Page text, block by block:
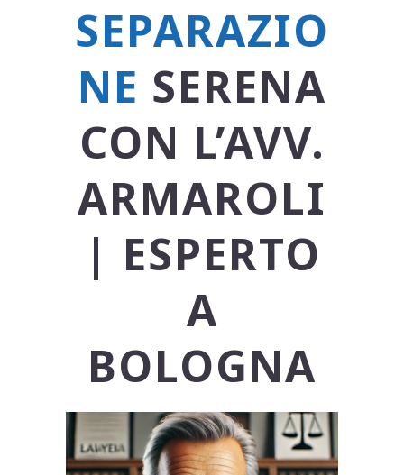
SEPARAZIO
NE SERENA
CON L’AVV.
ARMAROLI
| ESPERTO
A
BOLOGNA